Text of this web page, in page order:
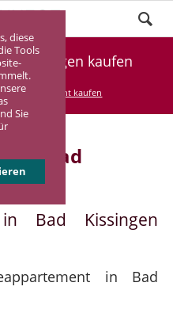
diese
Tools
Sie
Kissingen kaufen
kaufen
in Bad
in Bad Kissingen
in Bad